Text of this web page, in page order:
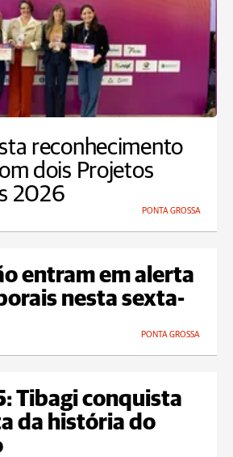
reconhecimento
dois Projetos
2026
PONTA GROSSA
entram em alerta
nesta sexta-
PONTA GROSSA
Tibagi conquista
da história do